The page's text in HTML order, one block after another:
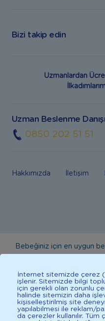
Bizi takip edin
Uzmanlardan
Uzman Beslenme
0850 202 51 51
Hakkımızda İletişim
Bebeğiniz için en uygun
danışınız. Bu sitede
yerine geçmez. En doğru
Sağlıklı yaşam için
çocuklarda bağışıklık
İnternet sitemizde çerez
işlenir. Sitemizde bilgi
için gerekli olan zorunlu
halinde sitemizin daha
kişiselleştirilmiş site
yapılabilmesi ile reklam/
da çerezler kullanılır. Tüm